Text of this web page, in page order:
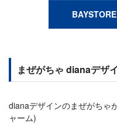
まぜがちゃ dianaデザ
dianaデザインのまぜがちゃ
ャーム)